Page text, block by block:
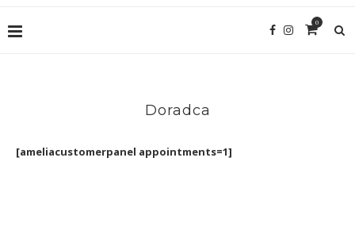
0
Doradca
[ameliacustomerpanel appointments=1]